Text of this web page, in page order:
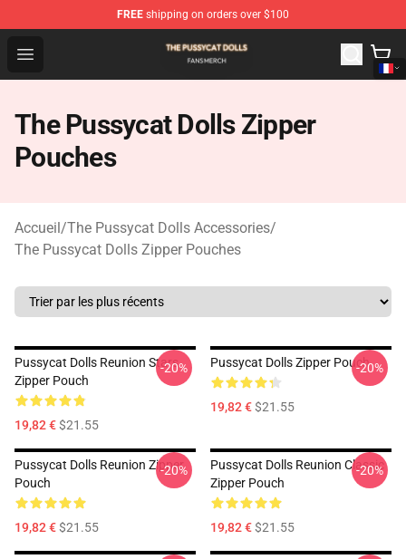
FREE shipping on orders over $100
Open menu
The Pussycat Dolls Shop - Official The Pussycat Dolls
The Pussycat Dolls Zipper
Pouches
Accueil/The Pussycat Dolls Accessories/
The Pussycat Dolls Zipper Pouches
Pussycat Dolls Reunion Stars
Zipper Pouch
19,82 €$21.55
-20% Pussycat Dolls Zipper Pouch
19,82 €$21.55
-20%
Pussycat Dolls Reunion Zipper
Pouch
19,82 €$21.55
-20%
Pussycat Dolls Reunion Classic
Zipper Pouch
19,82 €$21.55
-20%